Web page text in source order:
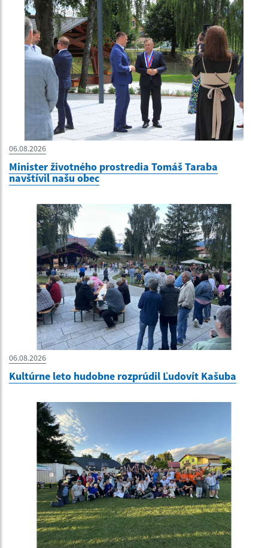
06.08.2026
Minister životného prostredia Tomáš Taraba
navštívil našu obec
06.08.2026
Kultúrne leto hudobne rozprúdil Ľudovít Kašuba